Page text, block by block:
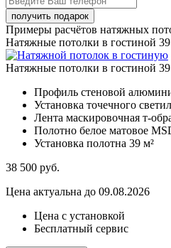
Примеры расчётов натяжных
Натяжные потолки в гостиной 39
Натяжные потолки в гостиной 39
Профиль стеновой
Установка точечного
Лента маскировочная т-
Полотно белое матовое
Установка полотна 39 м²
38 500 руб.
Цена актуальна до 09.08.2026
Цена с установкой
Бесплатный сервис